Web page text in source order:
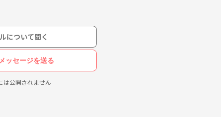
について聞く
ッセージを送る
公開されません